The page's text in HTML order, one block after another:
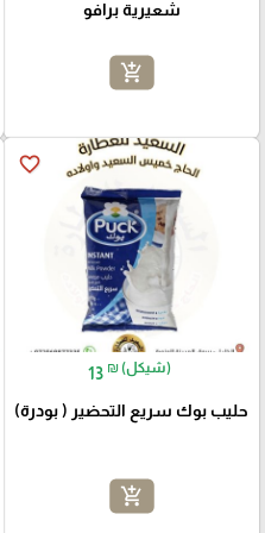
شعيرية برافو
add_shopping_cart
favorite_border
13 ₪ (شيكل)
حليب بوك سريع التحضير ( بودرة)
add_shopping_cart